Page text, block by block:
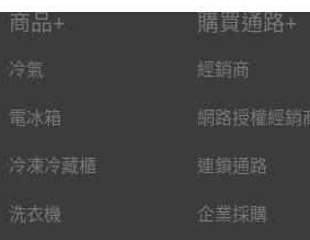
商品
冷氣
電冰箱
冷凍冷藏櫃
洗衣機
購買通路
經銷商
網路授權經銷
連鎖通路
企業採購